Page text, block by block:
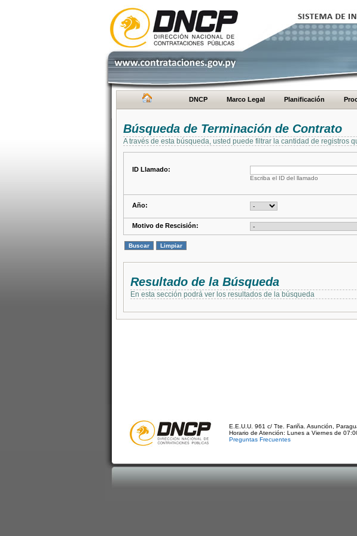
DNCP Marco Legal Planificación
Búsqueda de Terminación de Contrato
A través de esta búsqueda, usted puede filtrar la cantidad de registros
ID Llamado:
Escriba el ID del llamado
Año:
Motivo de Rescisión:
Resultado de la Búsqueda
En esta sección podrá ver los resultados de la búsqueda
E.E.U.U. 961 c/ Tte. Fariña. Asunción,
Horario de Atención: Lunes a Viernes de
Preguntas Frecuentes